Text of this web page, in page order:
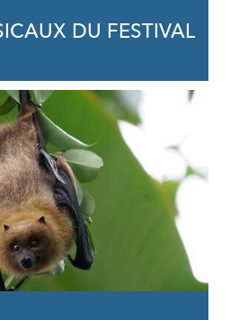
DU FESTIVAL